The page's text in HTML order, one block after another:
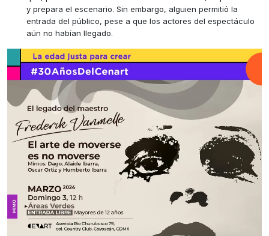
y prepara el escenario. Sin embargo, alguien permitió la
entrada del público, pese a que los actores del espectáculo
aún no habían llegado.